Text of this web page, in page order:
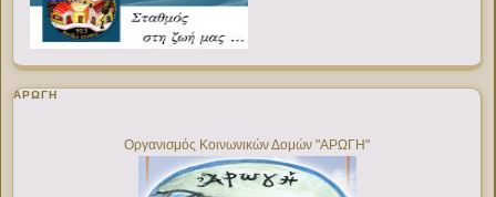
ΑΡΩΓΗ
Οργανισμός Κοινωνικών Δομών "ΑΡΩΓΗ"